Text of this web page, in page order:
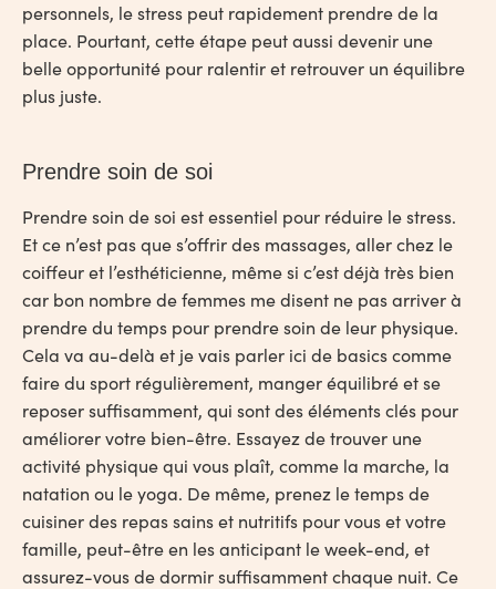
personnels, le stress peut rapidement prendre de la
place. Pourtant, cette étape peut aussi devenir une
belle opportunité pour ralentir et retrouver un équilibre
plus juste.
Prendre soin de soi
Prendre soin de soi est essentiel pour réduire le stress.
Et ce n’est pas que s’offrir des massages, aller chez le
coiffeur et l’esthéticienne, même si c’est déjà très bien
car bon nombre de femmes me disent ne pas arriver à
prendre du temps pour prendre soin de leur physique.
Cela va au-delà et je vais parler ici de basics comme
faire du sport régulièrement, manger équilibré et se
reposer suffisamment, qui sont des éléments clés pour
améliorer votre bien-être. Essayez de trouver une
activité physique qui vous plaît, comme la marche, la
natation ou le yoga. De même, prenez le temps de
cuisiner des repas sains et nutritifs pour vous et votre
famille, peut-être en les anticipant le week-end, et
assurez-vous de dormir suffisamment chaque nuit. Ce